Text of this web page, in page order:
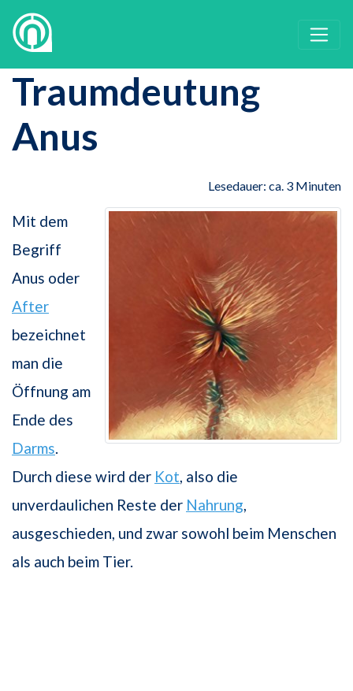
Traumdeutung
Anus
Lesedauer: ca. 3 Minuten
Mit dem
Begriff
Anus oder
After
bezeichnet
man die
Öffnung am
Ende des
Darms.
Durch diese wird der Kot, also die
unverdaulichen Reste der Nahrung,
ausgeschieden, und zwar sowohl beim Menschen
als auch beim Tier.